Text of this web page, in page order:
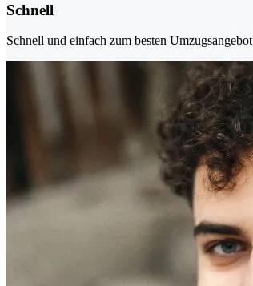
Schnell
Schnell und einfach zum besten Umzugsangebot